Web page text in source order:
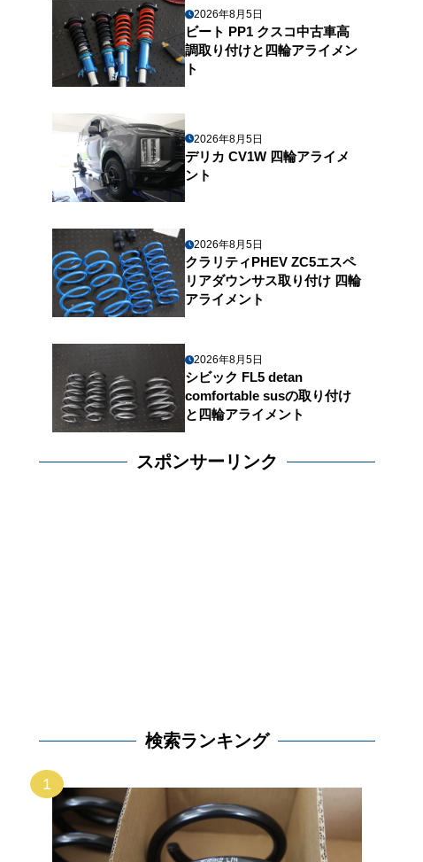
2026年8月5日
ビート PP1 クスコ中古車高
調取り付けと四輪アライメン
ト
2026年8月5日
デリカ CV1W 四輪アライメ
ント
2026年8月5日
クラリティPHEV ZC5エスペ
リアダウンサス取り付け 四輪
アライメント
2026年8月5日
シビック FL5 detan
comfortable susの取り付け
と四輪アライメント
スポンサーリンク
検索ランキング
1